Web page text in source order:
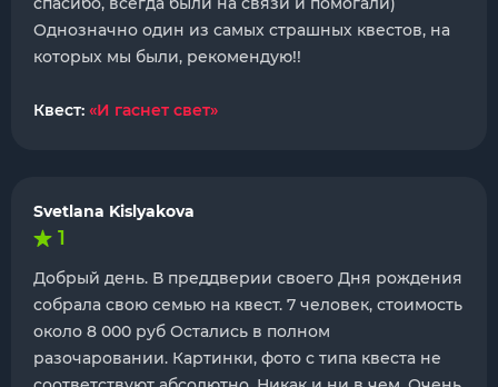
Однозначно один из самых страшных квестов, на
которых мы были, рекомендую!!
Квест: «И гаснет свет»
Svetlana Kislyakova
1
Добрый день. В преддверии своего Дня рождения
собрала свою семью на квест. 7 человек, стоимость
около 8 000 руб Остались в полном
разочаровании. Картинки, фото с типа квеста не